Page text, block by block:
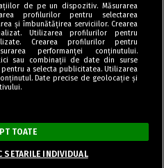
cookies
și condiții
rezervate.
Fel de Fel 2020-2024.
de pe un dispozitiv. Măsurarea
profilurilor pentru selectarea
și îmbunătățirea serviciilor. Crearea
Utilizarea profilurilor pentru
Crearea profilurilor pentru
performanței conținutului.
sau combinații de date din surse
a selecta publicitatea. Utilizarea
Date precise de geolocație și
TOATE
SETARILE INDIVIDUAL